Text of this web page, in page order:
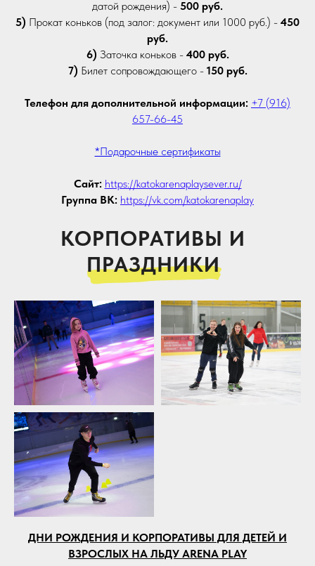
датой рождения) - 500 руб.
5) Прокат коньков (под залог: документ или 1000 руб.) - 450
руб.
6) Заточка коньков - 400 руб.
7) Билет сопровождающего - 150 руб.
Телефон для дополнительной информации: +7 (916)
657-66-45
*Подарочные сертификаты
Сайт: https://katokarenaplaysever.ru/
Группа ВК: https://vk.com/katokarenaplay
КОРПОРАТИВЫ И
ПРАЗДНИКИ
ДНИ РОЖДЕНИЯ И КОРПОРАТИВЫ ДЛЯ ДЕТЕЙ И
ВЗРОСЛЫХ НА ЛЬДУ ARENA PLAY